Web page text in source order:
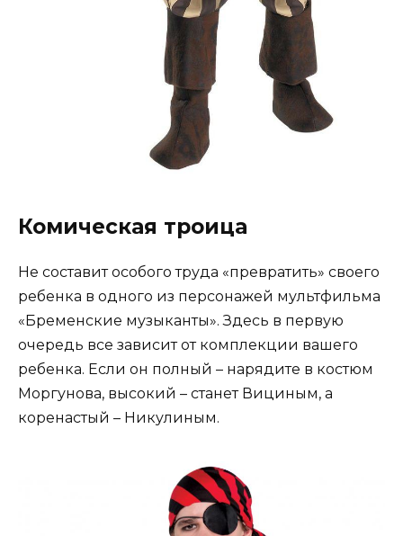
Комическая троица
Не составит особого труда «превратить» своего
ребенка в одного из персонажей мультфильма
«Бременские музыканты». Здесь в первую
очередь все зависит от комплекции вашего
ребенка. Если он полный – нарядите в костюм
Моргунова, высокий – станет Вициным, а
коренастый – Никулиным.